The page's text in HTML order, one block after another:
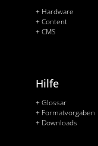
+ Hardware
+ Content
+ CMS
Hilfe
+ Glossar
+ Formatvorgaben
+ Downloads